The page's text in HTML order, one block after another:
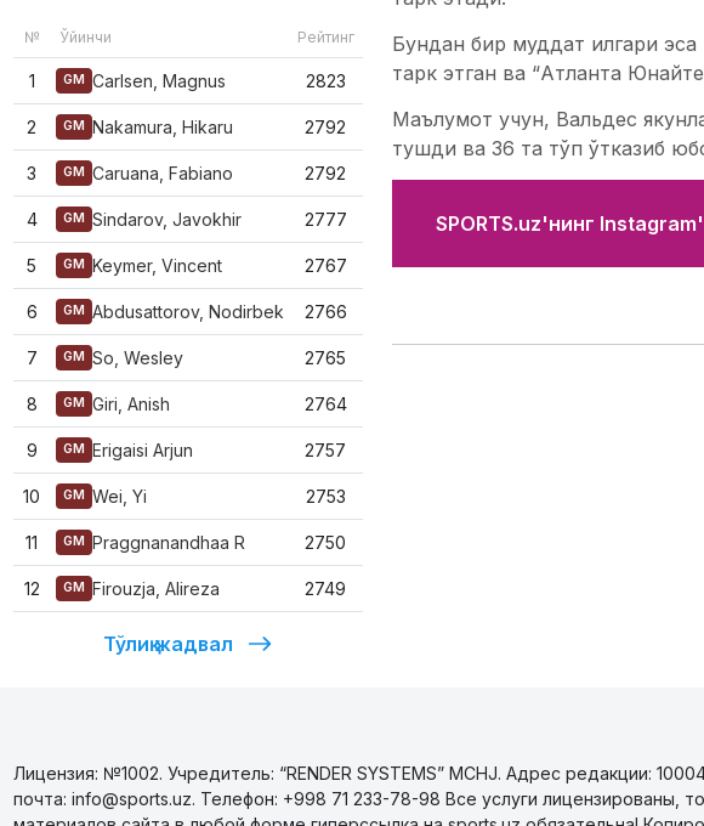
№ Ўйинчи Рейтинг
1 GM Carlsen, Magnus 2823
2 GM Nakamura, Hikaru 2792
3 GM Caruana, Fabiano 2792
4 GM Sindarov, Javokhir 2777
5 GM Keymer, Vincent 2767
6 GM Abdusattorov, Nodirbek 2766
7 GM So, Wesley 2765
8 GM Giri, Anish 2764
9 GM Erigaisi Arjun 2757
10 GM Wei, Yi 2753
11 GM Praggnanandhaa R 2750
12 GM Firouzja, Alireza 2749
Тўлиқ жадвал
Бундан бир муддат илгари
тарк этган ва “Атланта
Маълумот учун, Вальдес
тушди ва 36 та тўп ўтказиб
SPORTS.uz'нинг
Лицензия: №1002. Учредитель: “RENDER SYSTEMS” MCHJ. Адрес редакции:
почта: info@sports.uz. Телефон: +998 71 233-78-98 Все услуги лицензированы,